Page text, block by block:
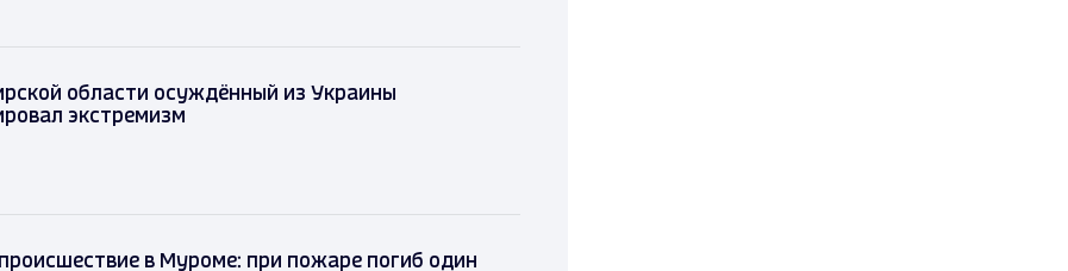
области осуждённый из Украины
экстремизм
в Муроме: при пожаре погиб один